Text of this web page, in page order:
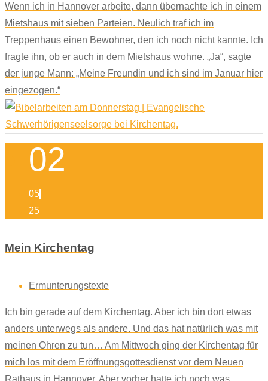
Wenn ich in Hannover arbeite, dann übernachte ich in einem
Mietshaus mit sieben Parteien. Neulich traf ich im
Treppenhaus einen Bewohner, den ich noch nicht kannte. Ich
fragte ihn, ob er auch in dem Mietshaus wohne. „Ja“, sagte
der junge Mann: „Meine Freundin und ich sind im Januar hier
eingezogen.“
02
05
25
Mein Kirchentag
Ermunterungstexte
Ich bin gerade auf dem Kirchentag. Aber ich bin dort etwas
anders unterwegs als andere. Und das hat natürlich was mit
meinen Ohren zu tun… Am Mittwoch ging der Kirchentag für
mich los mit dem Eröffnungsgottesdienst vor dem Neuen